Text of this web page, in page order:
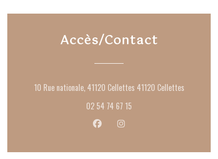
Accès/Contact
10 Rue nationale, 41120 Cellettes 41120 Cellettes((ouvre
02 54 74 67 15
Facebook ((ouvre une nouvelle
Instagram ((ouvre une